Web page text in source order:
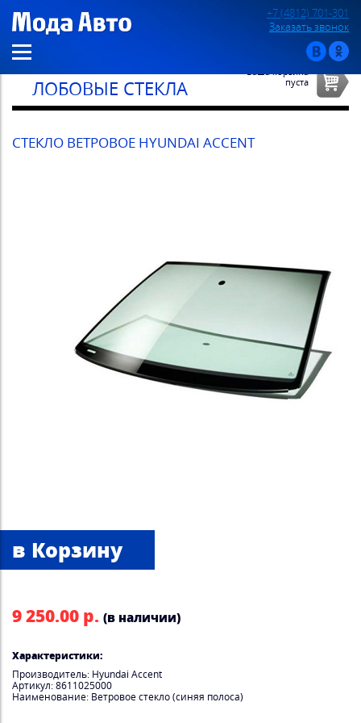
+7 (4812) 701-301
Заказать звонок
ЛОБОВЫЕ СТЕКЛА
Ваша корзина
пуста
СТЕКЛО ВЕТРОВОЕ HYUNDAI ACCENT
9 250.00 р. (в наличии)
Характеристики:
Производитель: Hyundai Accent
Артикул: 8611025000
Наименование: Ветровое стекло (синяя полоса)